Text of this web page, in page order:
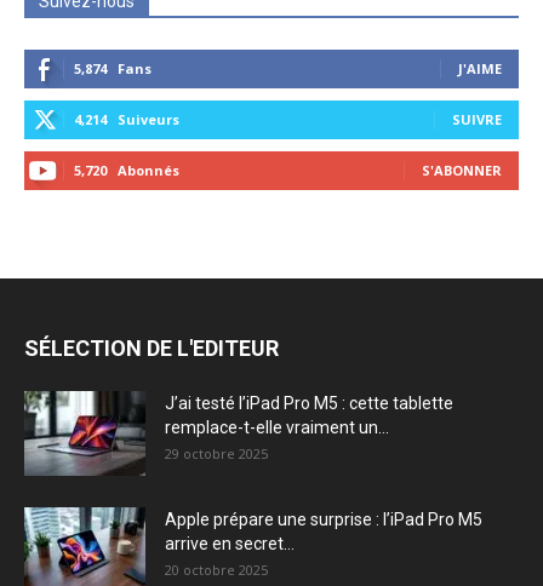
5,874 Fans J'AIME
4,214 Suiveurs SUIVRE
5,720 Abonnés S'ABONNER
SÉLECTION DE L'EDITEUR
J’ai testé l’iPad Pro M5 : cette tablette
remplace-t-elle vraiment un...
29 octobre 2025
Apple prépare une surprise : l’iPad Pro M5
arrive en secret...
20 octobre 2025